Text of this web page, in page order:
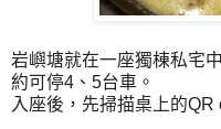
岩嶼塘就在一座獨棟私宅
約可停4、5台車。
入座後，先掃描桌上的QR